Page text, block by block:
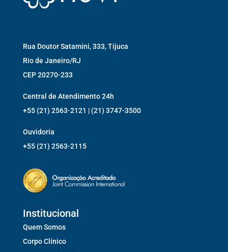
Rua Doutor Satamini, 333, Tijuca
Rio de Janeiro/RJ
CEP 20270-233
Central de Atendimento 24h
+55 (21) 2563-2121 | (21) 3747-3500
Ouvidoria
+55 (21) 2563-2115
Institucional
Quem Somos
Corpo Clínico